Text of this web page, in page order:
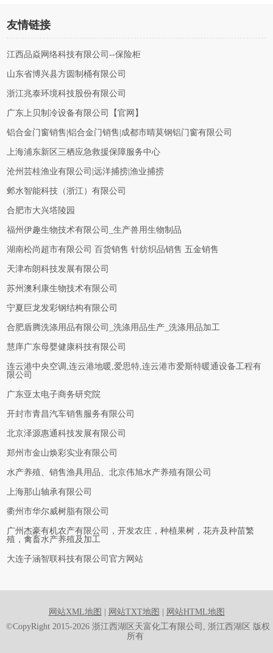
友情链接
江西品焱网络科技有限公司--保险柜
山东省博兴县方圆制桶有限公司
浙江兆泰环境科技股份有限公司
广东上贝制冷设备有限公司【官网】
铝合金门窗销售|铝合金门销售|成都市晴莫钢铝门窗有限公司
上海浦东新区三栖应急救援保障服务中心
沧州芸桂渔业有限公司|远洋捕捞|渔业捕捞
邺水智能科技（浙江）有限公司
合肥市大兴塔陵园
福州伊趣生物技术有限公司_生产兽用生物制品
湖南松尚超市有限公司 百货销售 针纺织品销售 五金销售
天津布朗科技发展有限公司
苏州澳利康生物技术有限公司
宁夏巨龙发彩钢结构有限公司
合肥盾腾洗涤用品有限公司_洗涤用品生产_洗涤用品加工
慧庠广东母婴健康科技有限公司
连云港中央空调,连云港地暖,爱思特,连云港市爱斯特暖通设备工程有
限公司
广东亚太电子商务研究院
开封市青昌汽车销售服务有限公司
北京泽源惠通科技发展有限公司
郑州市金山焕彩实业有限公司
水产养殖、销售渔具用品、北京伟旭水产养殖有限公司
上海那山轴承有限公司
衢州市华尔威树脂有限公司
广州杰豪有机农产有限公司，开发农庄，种植果树，花卉及种苗繁
殖，禽畜水产养殖及加工
大连子涵智联科技有限公司官方网站
网站XML地图 网站TXT地图
网站HTML地图
©CopyRight 2015-2026 浙江西湖区天富化工有限公司, 浙江西湖区 版权
所有